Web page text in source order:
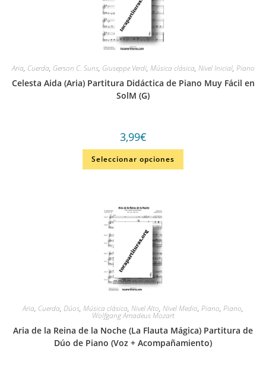
Aria, Cuerda, Gerson C. Suns, Giuseppe Verdi, Música clásica, Nivel Inicial, Piano
Celesta Aida (Aria) Partitura Didáctica de Piano Muy Fácil en
SolM (G)
3,99€
Seleccionar opciones
Aria, Cuerda, Dúos, Música clásica, Nivel Alto, Nivel Medio, Piano, Piano,
Wolfgang Amadeus Mozart
Aria de la Reina de la Noche (La Flauta Mágica) Partitura de
Dúo de Piano (Voz + Acompañamiento)